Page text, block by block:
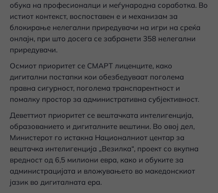
обука на професионалци и меѓународна соработка. Во
истиот контекст, воспоставен е и механизам за
блокирање нелегални приредувачи на игри на среќа
онлајн, при што досега се забранети 358 нелегални
приредувачи.
Осмиот приоритет се СМАРТ лиценците, како
дигитални постапки кои обезбедуваат поголема
правна сигурност, поголема транспарентност и
помалку простор за административна субјективност.
Деветтиот приоритет се вештачката интелигенција,
образованието и дигиталните вештини. Во овој дел,
Министерот го истакна Националниот центар за
вештачка интелигенција „Везилка“, проект со вкупна
вредност од 6,5 милиони евра, како и обуките за
администрацијата и вложувањето во македонскиот
јазик во дигиталната ера.